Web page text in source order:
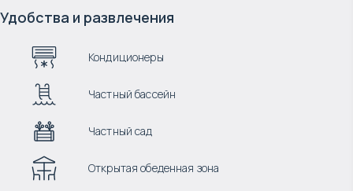
Удобства и развлечения
Кондиционеры
Частный бассейн
Частный сад
Открытая обеденная зона